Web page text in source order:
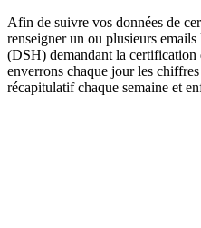
Afin de suivre vos données de
renseigner un ou plusieurs
(DSH) demandant la certification
enverrons chaque jour les
récapitulatif chaque semaine et